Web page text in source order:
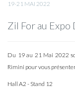
19-21 MAI 2022
Zil For au
Du 19 au 21 Mai 2022
Rimini pour vous
Hall A2 - Stand 12